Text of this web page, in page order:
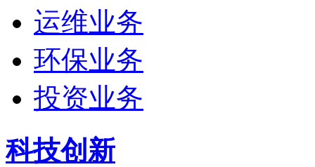
运维业务
环保业务
投资业务
科技创新